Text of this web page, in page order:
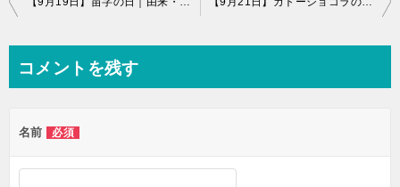
ビ
ー
シ
コメントを残す
名前 必須